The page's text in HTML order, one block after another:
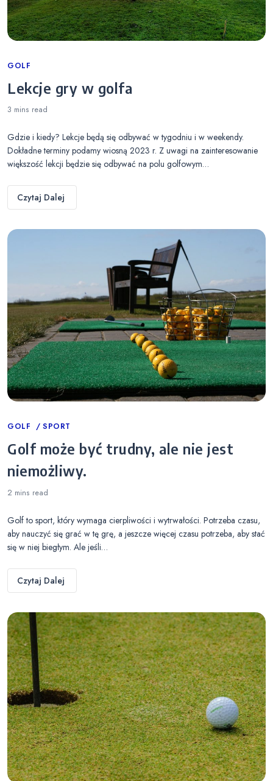
Categories
GOLF
Lekcje gry w golfa
3 mins read
Gdzie i kiedy? Lekcje będą się odbywać w tygodniu i w weekendy.
Dokładne terminy podamy wiosną 2023 r. Z uwagi na zainteresowanie
większość lekcji będzie się odbywać na polu golfowym…
Czytaj Dalej
Categories
GOLF SPORT
Golf może być trudny, ale nie jest
niemożliwy.
2 mins read
Golf to sport, który wymaga cierpliwości i wytrwałości. Potrzeba czasu,
aby nauczyć się grać w tę grę, a jeszcze więcej czasu potrzeba, aby stać
się w niej biegłym. Ale jeśli…
Czytaj Dalej